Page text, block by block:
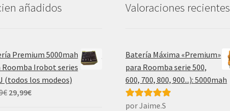
añadidos
Premium 5000mah
Roomba Irobot series
(todos los modeos)
€ El
29,99€El
Valoraciones recientes
Batería Máxima «Premium»
para Roomba serie 500,
600, 700, 800, 900...): 5000mah
Valorado con
por Jaime.S